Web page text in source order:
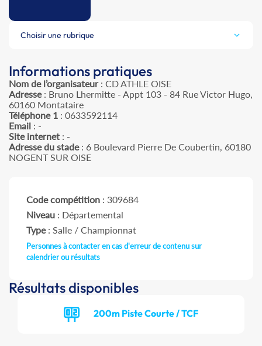
Choisir une rubrique
Informations pratiques
Nom de l’organisateur: CD ATHLE OISE
Adresse: Bruno Lhermitte - Appt 103 - 84 Rue Victor Hugo,
60160 Montataire
Téléphone 1 : 0633592114
Email : -
Site internet : -
Adresse du stade: 6 Boulevard Pierre De Coubertin, 60180
NOGENT SUR OISE
Code compétition : 309684
Niveau : Départemental
Type: Salle / Championnat
Personnes à contacter en cas d'erreur de contenu sur
calendrier ou résultats
Résultats disponibles
200m Piste Courte / TCF